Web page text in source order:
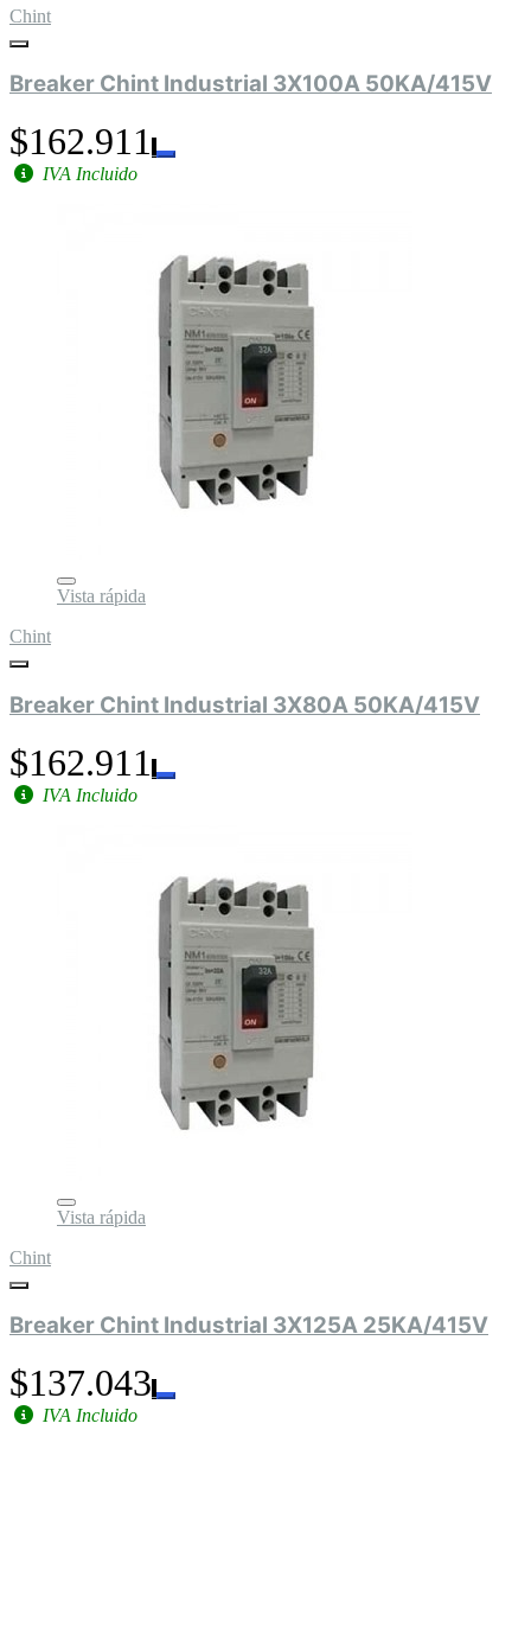
Chint
Breaker Chint Industrial 3X100A 50KA/415V
$162.911
IVA Incluido
Vista rápida
Chint
Breaker Chint Industrial 3X80A 50KA/415V
$162.911
IVA Incluido
Vista rápida
Chint
Breaker Chint Industrial 3X125A 25KA/415V
$137.043
IVA Incluido